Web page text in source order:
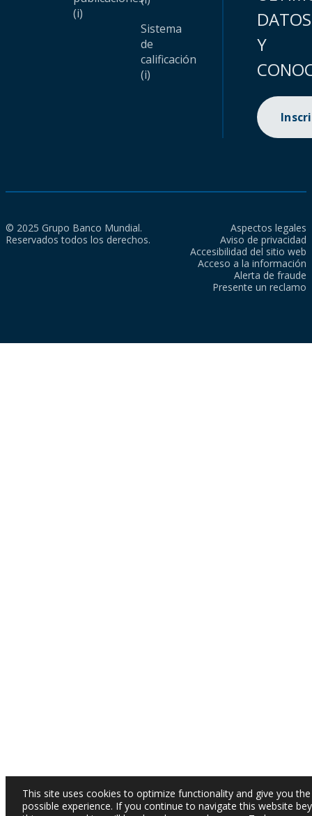
(i)
Sistema
de
calificación
(i)
DATOS
Y
© 2025 Grupo Banco Mundial.
Reservados todos los derechos.
Aspectos legales
Aviso de privacidad
Accesibilidad del sitio web
Acceso a la información
Alerta de fraude
Presente un reclamo
This site uses cookies to optimize functionality and give you
possible experience. If you continue to navigate this website